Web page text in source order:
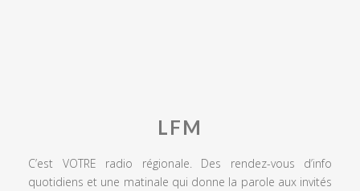
LFM
C’est VOTRE radio régionale. Des rendez-vous d’info
quotidiens et une matinale qui donne la parole aux invités